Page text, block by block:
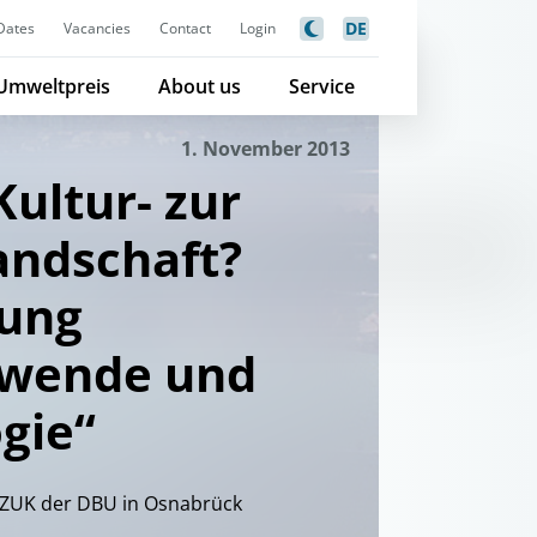
Vacancies Contact Login DE
About us Service
1. November 2013
zur
und
der DBU in Osnabrück